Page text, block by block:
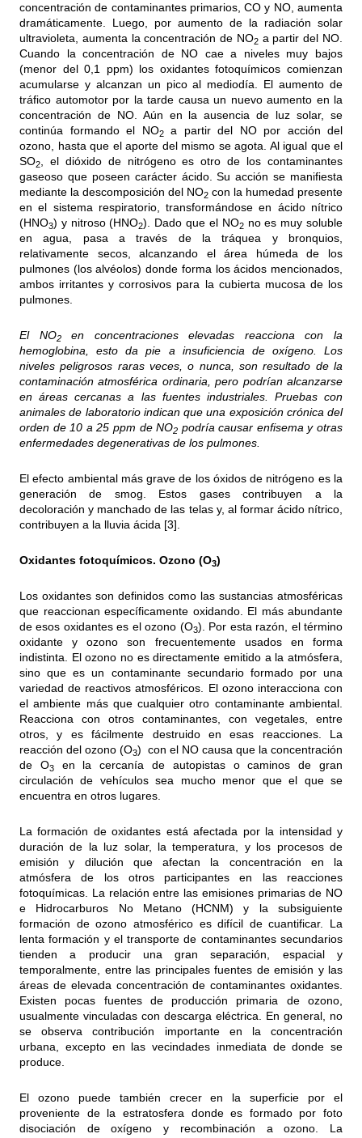
concentración de contaminantes primarios, CO y NO, aumenta
dramáticamente. Luego, por aumento de la radiación solar
ultravioleta, aumenta la concentración de NO2a partir del NO.
Cuando la concentración de NO cae a niveles muy bajos
(menor del 0,1 ppm) los oxidantes fotoquímicos comienzan
acumularse y alcanzan un pico al mediodía. El aumento de
tráfico automotor por la tarde causa un nuevo aumento en la
concentración de NO. Aún en la ausencia de luz solar, se
continúa formando el NO2a partir del NO por acción del
ozono, hasta que el aporte del mismo se agota. Al igual que el
SO2, el dióxido de nitrógeno es otro de los contaminantes
gaseoso que poseen carácter ácido. Su acción se manifiesta
mediante la descomposición del NO2 con la humedad presente
en el sistema respiratorio, transformándose en ácido nítrico
(HNO3) y nitroso (HNO2). Dado que el NO2no es muy soluble
en agua, pasa a través de la tráquea y bronquios,
relativamente secos, alcanzando el área húmeda de los
pulmones (los alvéolos) donde forma los ácidos mencionados,
ambos irritantes y corrosivos para la cubierta mucosa de los
pulmones.
El NO2en concentraciones elevadas reacciona con la
hemoglobina, esto da pie a insuficiencia de oxígeno. Los
niveles peligrosos raras veces, o nunca, son resultado de la
contaminación atmosférica ordinaria, pero podrían alcanzarse
en áreas cercanas a las fuentes industriales. Pruebas con
animales de laboratorio indican que una exposición crónica del
orden de 10 a 25 ppm de NO2 podría causar enfisema y otras
enfermedades degenerativas de los pulmones.
El efecto ambiental más grave de los óxidos de nitrógeno es la
generación de smog. Estos gases contribuyen a la
decoloración y manchado de las telas y, al formar ácido nítrico,
contribuyen a la lluvia ácida [3].
Oxidantes fotoquímicos. Ozono (O3)
Los oxidantes son definidos como las sustancias atmosféricas
que reaccionan específicamente oxidando. El más abundante
de esos oxidantes es el ozono (O3). Por esta razón, el término
oxidante y ozono son frecuentemente usados en forma
indistinta. El ozono no es directamente emitido a la atmósfera,
sino que es un contaminante secundario formado por una
variedad de reactivos atmosféricos. El ozono interacciona con
el ambiente más que cualquier otro contaminante ambiental.
Reacciona con otros contaminantes, con vegetales, entre
otros, y es fácilmente destruido en esas reacciones. La
reacción del ozono (O3) con el NO causa que la concentración
de O3en la cercanía de autopistas o caminos de gran
circulación de vehículos sea mucho menor que el que se
encuentra en otros lugares.
La formación de oxidantes está afectada por la intensidad y
duración de la luz solar, la temperatura, y los procesos de
emisión y dilución que afectan la concentración en la
atmósfera de los otros participantes en las reacciones
fotoquímicas. La relación entre las emisiones primarias de NO
e Hidrocarburos No Metano (HCNM) y la subsiguiente
formación de ozono atmosférico es difícil de cuantificar. La
lenta formación y el transporte de contaminantes secundarios
tienden a producir una gran separación, espacial y
temporalmente, entre las principales fuentes de emisión y las
áreas de elevada concentración de contaminantes oxidantes.
Existen pocas fuentes de producción primaria de ozono,
usualmente vinculadas con descarga eléctrica. En general, no
se observa contribución importante en la concentración
urbana, excepto en las vecindades inmediata de donde se
produce.
El ozono puede también crecer en la superficie por el
proveniente de la estratosfera donde es formado por foto
disociación de oxígeno y recombinación a ozono. La